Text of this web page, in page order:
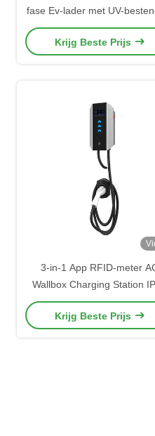
fase Ev-lader met UV-
coating
Krijg Beste Prijs
3-in-1 App RFID-meter
Wallbox Charging Station
Beschermingsniveau
openbare EV-
Krijg Beste Prijs